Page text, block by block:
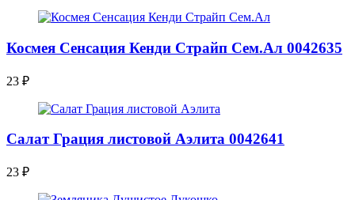
Космея Сенсация Кенди Страйп Сем.Ал 0042635
23 ₽
Салат Грация листовой Аэлита 0042641
23 ₽